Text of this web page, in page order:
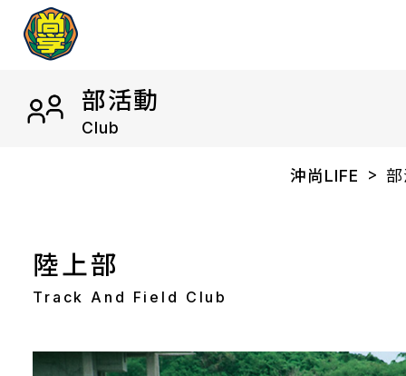
部活動
Club
沖尚LIFE
陸上部
Track And Field Club